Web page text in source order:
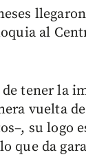
al
tener la
vuelta
su logo
que da